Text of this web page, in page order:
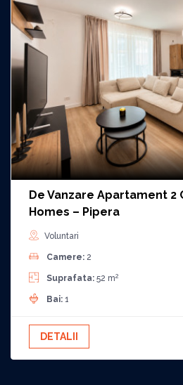
De Vanzare Apartament 2
Homes – Pipera
Voluntari
Camere: 2
Suprafata: 52 m2
Bai: 1
DETALII